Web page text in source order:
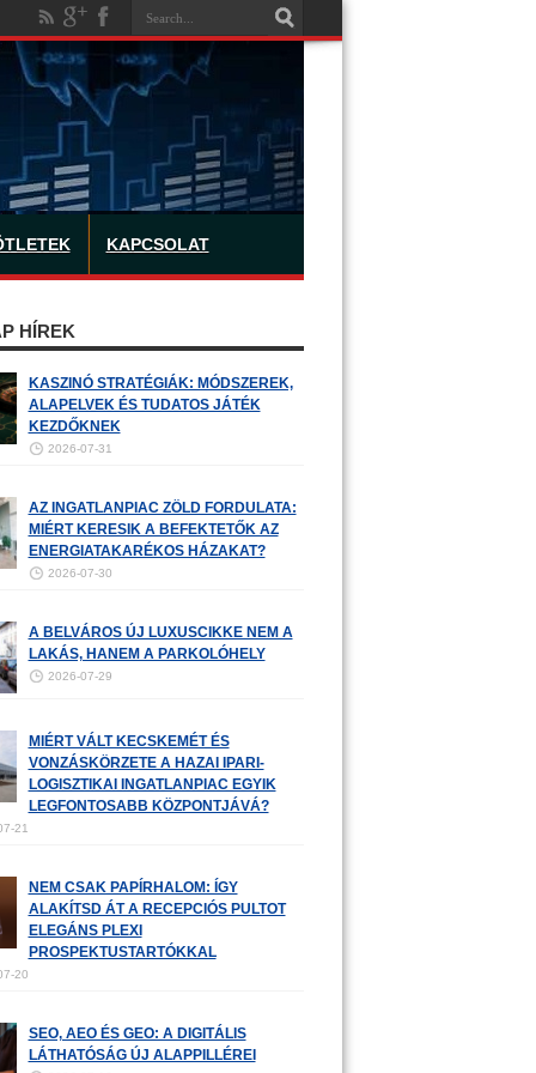
KAPCSOLAT
HÍREK
KASZINÓ STRATÉGIÁK: MÓDSZEREK,
ALAPELVEK ÉS TUDATOS JÁTÉK
KEZDŐKNEK
2026-07-31
AZ INGATLANPIAC ZÖLD FORDULATA:
MIÉRT KERESIK A BEFEKTETŐK AZ
ENERGIATAKARÉKOS HÁZAKAT?
2026-07-30
A BELVÁROS ÚJ LUXUSCIKKE NEM A
LAKÁS, HANEM A PARKOLÓHELY
2026-07-29
MIÉRT VÁLT KECSKEMÉT ÉS
VONZÁSKÖRZETE A HAZAI IPARI-
LOGISZTIKAI INGATLANPIAC EGYIK
LEGFONTOSABB KÖZPONTJÁVÁ?
21
NEM CSAK PAPÍRHALOM: ÍGY
ALAKÍTSD ÁT A RECEPCIÓS PULTOT
ELEGÁNS PLEXI
PROSPEKTUSTARTÓKKAL
20
SEO, AEO ÉS GEO: A DIGITÁLIS
LÁTHATÓSÁG ÚJ ALAPPILLÉREI